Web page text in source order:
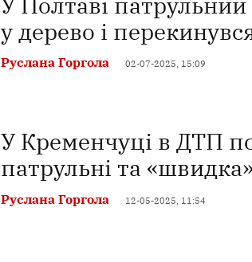
у дерево і
Руслана Горгола 02-07-2025, 15:09
У Кременчуці в ДТП
патрульні та
Руслана Горгола 12-05-2025, 11:54